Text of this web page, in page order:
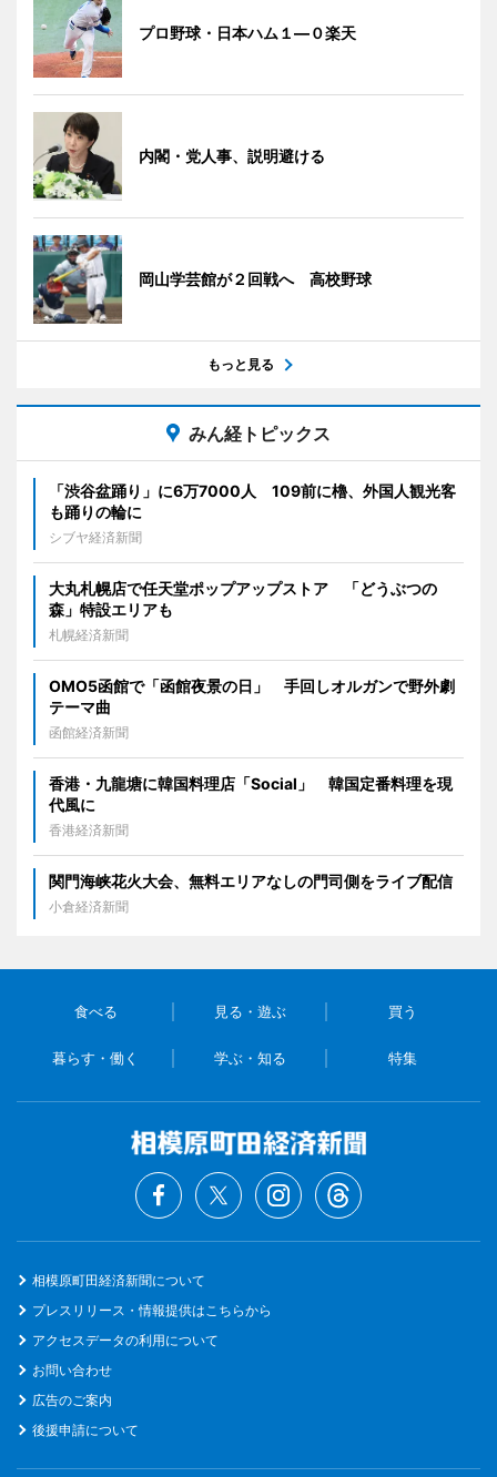
プロ野球・日本ハム１―０楽天
内閣・党人事、説明避ける
岡山学芸館が２回戦へ 高校野球
もっと見る
みん経トピックス
「渋谷盆踊り」に6万7000人 109前に櫓、外国人観光客
も踊りの輪に
シブヤ経済新聞
大丸札幌店で任天堂ポップアップストア 「どうぶつの
森」特設エリアも
札幌経済新聞
OMO5函館で「函館夜景の日」 手回しオルガンで野外劇
テーマ曲
函館経済新聞
香港・九龍塘に韓国料理店「Social」 韓国定番料理を現
代風に
香港経済新聞
関門海峡花火大会、無料エリアなしの門司側をライブ配信
小倉経済新聞
食べる 見る・遊ぶ 買う
暮らす・働く 学ぶ・知る 特集
相模原町田経済新聞について
プレスリリース・情報提供はこちらから
アクセスデータの利用について
お問い合わせ
広告のご案内
後援申請について